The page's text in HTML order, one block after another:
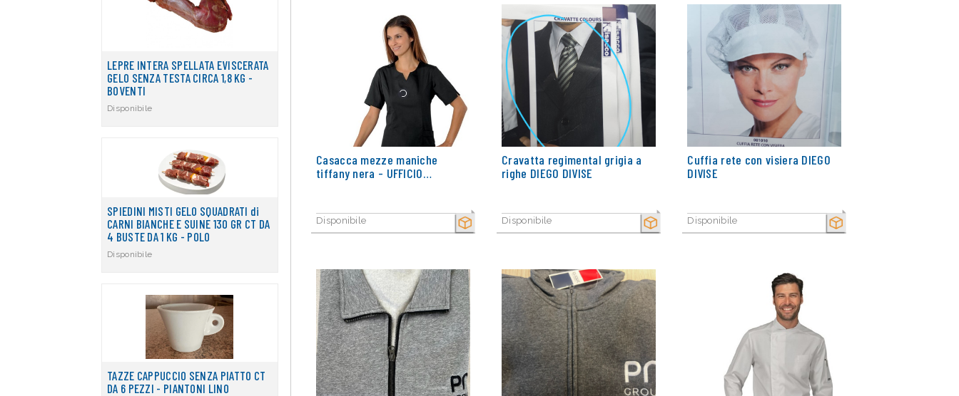
SECCO
Casacca mezze maniche
tiffany nera - UFFICIO…
Disponibile SECCO
Cravatta regimental grigia a
righe DIEGO DIVISE
Disponibile SECCO
Cuffia rete con visiera DIEGO
DIVISE
Disponibile
LEPRE INTERA SPELLATA EVISCERATA
GELO SENZA TESTA CIRCA 1,8 KG -
BOVENTI
Disponibile
SPIEDINI MISTI GELO SQUADRATI di
CARNI BIANCHE E SUINE 130 GR CT DA
4 BUSTE DA 1 KG - POLO
Disponibile
TAZZE CAPPUCCIO SENZA PIATTO CT
DA 6 PEZZI - PIANTONI LINO